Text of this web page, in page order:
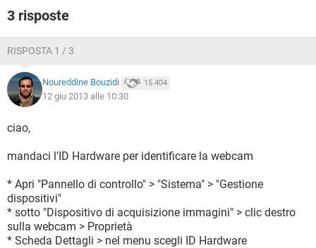
3 risposte
RISPOSTA 1 / 3
Noureddine Bouzidi 15.404
12 giu 2013 alle 10:30
ciao,
mandaci l'ID Hardware per identificare la webcam
* Apri "Pannello di controllo" > "Sistema" > "Gestione
dispositivi"
* sotto "Dispositivo di acquisizione immagini" > clic destro
sulla webcam > Proprietà
* Scheda Dettagli > nel menu scegli ID Hardware